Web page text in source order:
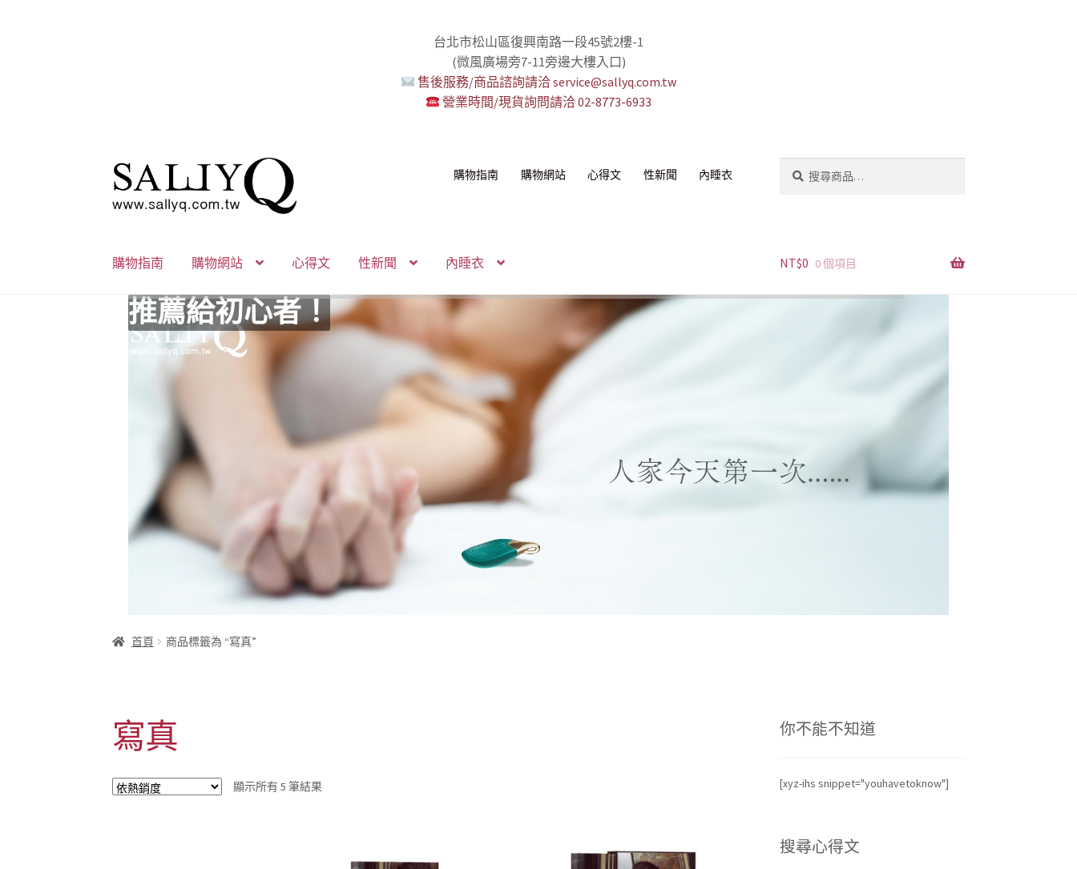
台北市松山區復興南路一段45號2樓-1
(微風廣場旁7-11旁邊大樓入口)
售後服務/商品諮詢請洽 service@sallyq.com.tw
營業時間/現貨詢問請洽 02-8773-6933
跳
至
導
跳
至
主
容
購物指南 購物網站 心得文 性新聞 內睡衣
購物指南 購物網站 心得文 性新聞 內睡衣 NT$0 0 個項目
推薦給初心者！
用藥三分毒！
絕對拘束、絕對快感！
野外調教專區請點我！
零卡分期小額支付!
高潮小哥哥！
免下車也可以購物！
時尚真皮Ｋ金手腳環+短鏈
K金綺娜情趣時尚組
嘗試輕柔的SM，你要一起嗎？
Bess2 買1送4毫無冷場！
免洗潤滑 快適生活提案者
小兔乳夾 遠端遙控想壞壞！
雙悅彎 建立你的多重高潮宇宙！
蜜穴攪拌棒 瞄準性感的私密區域
男人，也該犒賞自己了！
門市消費送時尚收納包
出貨調整公告
人氣男優情慾寫真
SallyQ老師客製化語音服務
首頁 商品標籤為 “寫真”
寫真
顯示所有 5 筆結果
你不能不知道
[xyz-ihs snippet="youhavetoknow"]
搜尋心得文